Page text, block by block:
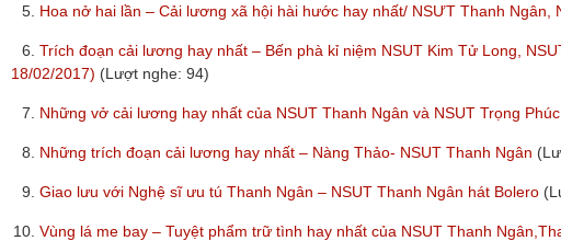
5. Hoa nở hai lần – Cải lương xã hội hài hước hay nhất/ NSƯT Thanh Ngân,
6. Trích đoạn cải lương hay nhất – Bến phà kỉ niệm NSUT Kim Tử Long,
18/02/2017) (Lượt nghe: 94)
7. Những vở cải lương hay nhất của NSUT Thanh Ngân và NSUT Trọng Phúc
8. Những trích đoạn cải lương hay nhất – Nàng Thảo- NSUT Thanh Ngân
9. Giao lưu với Nghệ sĩ ưu tú Thanh Ngân – NSUT Thanh Ngân hát Bolero
10. Vùng lá me bay – Tuyệt phẩm trữ tình hay nhất của NSUT Thanh